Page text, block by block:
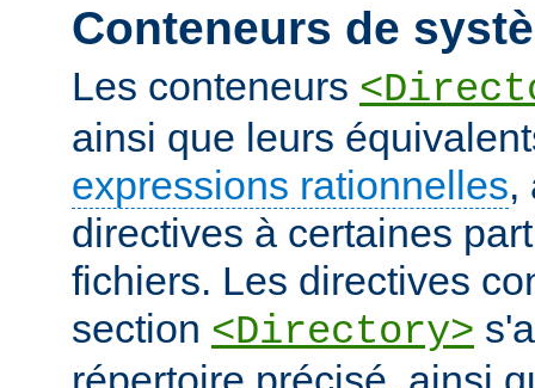
Conteneurs de
Les conteneurs
ainsi que leurs
expressions rationnelles,
directives à certaines
fichiers. Les directives
section <Directory>